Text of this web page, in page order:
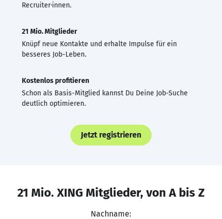
Recruiter·innen.
21 Mio. Mitglieder
Knüpf neue Kontakte und erhalte Impulse für ein
besseres Job-Leben.
Kostenlos profitieren
Schon als Basis-Mitglied kannst Du Deine Job-Suche
deutlich optimieren.
Jetzt registrieren
21 Mio. XING Mitglieder, von A bis Z
Nachname: